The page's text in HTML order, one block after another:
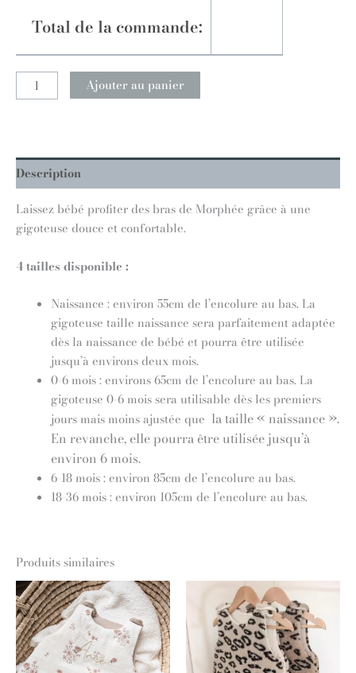
Total de la commande:
Ajouter au panier
Description
Laissez bébé profiter des bras de Morphée grâce à une
gigoteuse douce et confortable.
4 tailles disponible :
Naissance : environ 55cm de l’encolure au bas. La
gigoteuse taille naissance sera parfaitement adaptée
dès la naissance de bébé et pourra être utilisée
jusqu’à environs deux mois.
0-6 mois : environs 65cm de l’encolure au bas. La
gigoteuse 0-6 mois sera utilisable dès les premiers
jours mais moins ajustée que la taille « naissance ».
En revanche, elle pourra être utilisée jusqu’à
environ 6 mois.
6-18 mois : environ 85cm de l’encolure au bas.
18-36 mois : environ 105cm de l’encolure au bas.
Produits similaires
Plage
de
prix :
69,00 €
à
79,00 €
Plage
de
prix :
69,00 €
à
79,00 €